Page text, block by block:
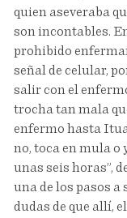
quien aseveraba
son incontables.
prohibido
señal de celular,
salir con el
trocha tan mala
enfermo hasta
no, toca en mula o
unas seis horas”,
una de los pasos a
dudas de que allí,